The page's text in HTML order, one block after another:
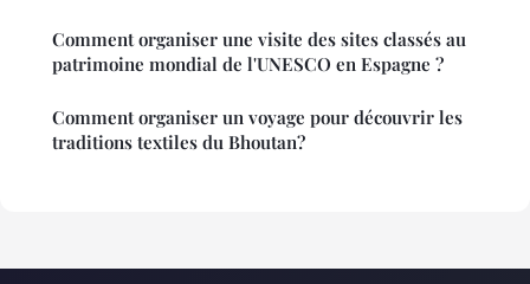
Comment organiser une visite des sites classés au
patrimoine mondial de l'UNESCO en Espagne ?
Comment organiser un voyage pour découvrir les
traditions textiles du Bhoutan?